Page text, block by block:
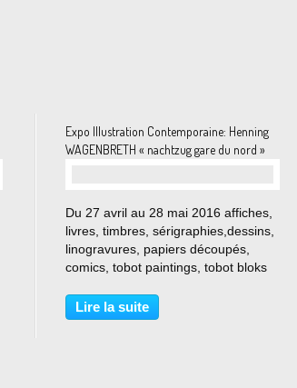
Expo Illustration Contemporaine: Henning
WAGENBRETH « nachtzug gare du nord »
Du 27 avril au 28 mai 2016 affiches,
livres, timbres, sérigraphies,dessins,
linogravures, papiers découpés,
comics, tobot paintings, tobot bloks
Factory invite ce printemps Henning
Wagenbreth, poursuivant ainsi son...
Lire la suite